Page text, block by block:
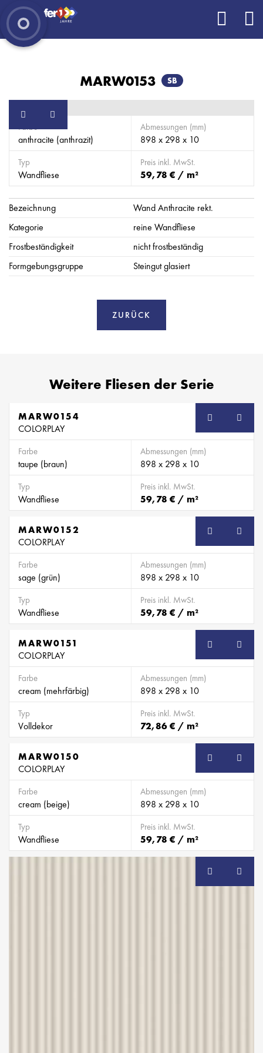
MARW0153 SB
Farbe
anthracite (anthrazit)
Abmessungen (mm)
898 x 298 x 10
Typ
Wandfliese
Preis inkl. MwSt.
59,78 € / m²
Bezeichnung
Wand Anthracite rekt.
Kategorie
reine Wandfliese
Frostbeständigkeit
nicht frostbeständig
Formgebungsgruppe
Steingut glasiert
ZURÜCK
Weitere Fliesen der Serie
SB
MARW0154
COLORPLAY
Farbe
taupe (braun)
Abmessungen (mm)
898 x 298 x 10
Typ
Wandfliese
Preis inkl. MwSt.
59,78 € / m²
SB
MARW0152
COLORPLAY
Farbe
sage (grün)
Abmessungen (mm)
898 x 298 x 10
Typ
Wandfliese
Preis inkl. MwSt.
59,78 € / m²
SB
MARW0151
COLORPLAY
Farbe
cream (mehrfärbig)
Abmessungen (mm)
898 x 298 x 10
Typ
Volldekor
Preis inkl. MwSt.
72,86 € / m²
SB
MARW0150
COLORPLAY
Farbe
cream (beige)
Abmessungen (mm)
898 x 298 x 10
Typ
Wandfliese
Preis inkl. MwSt.
59,78 € / m²